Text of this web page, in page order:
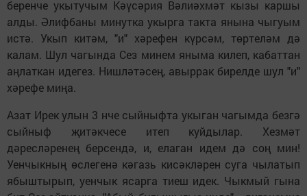
беренче укытучым Кәүсәрия Вәлиәхмәт кызы каршы
алды. Әлифбаны минутка укырга такта янына чыгуым
истә. Укып китәм, "и" хәрефен күрсәм, төртеләм дә
калам. Шул чагында Сез минем яныма килеп, кабаттан
аңлаткан идегез. Нишләтәсең, авыррак бирелде шул "и"
хәрефе миңа.
Азат Ирек улын 3 нче сыйныфта укыган чагымда безгә
сыйныф җитәкчесе итеп куйдылар. Хезмәт
дәресләренең берсендә, и, елаган идем дә соң мин!
Уенчыкның өслегенә кәгазь кисәкләрен суга чылатып
ябыштырып, уенчык ясарга тиеш идек. Чыкмый гына